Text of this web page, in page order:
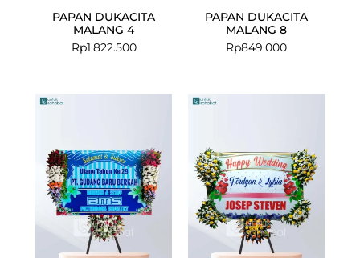
PAPAN DUKACITA
MALANG 4
Rp1.822.500
PAPAN DUKACITA
MALANG 8
Rp849.000
Rp975.000.
Rp925.000.